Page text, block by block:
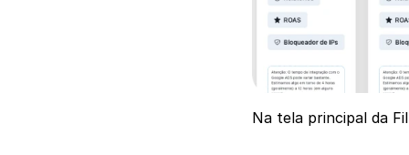
Na tela principal da